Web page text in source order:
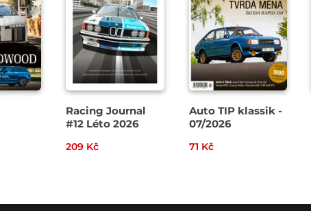
Racing Journal
#12 Léto 2026
209 Kč
Auto TIP klassik -
07/2026
71 Kč